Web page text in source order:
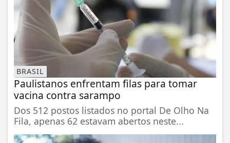
BRASIL
Paulistanos enfrentam filas para tomar
vacina contra sarampo
Dos 512 postos listados no portal De Olho Na
Fila, apenas 62 estavam abertos neste...